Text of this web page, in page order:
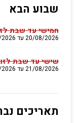
שבוע הבא
חמישי עד שבת לזוג ל-
20/08/2026 עד 22/08/2026
שישי עד שבת
21/08/2026 עד 22/08/2026
תאריכים